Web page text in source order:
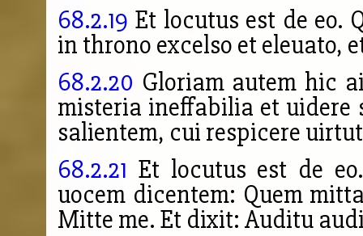
68.2.19 Et locutus est de eo.
in throno excelso et eleuato,
68.2.20 Gloriam autem hic
misteria ineffabilia et uidere
salientem, cui respicere
68.2.21 Et locutus est de
uocem dicentem: Quem
Mitte me. Et dixit: Auditu